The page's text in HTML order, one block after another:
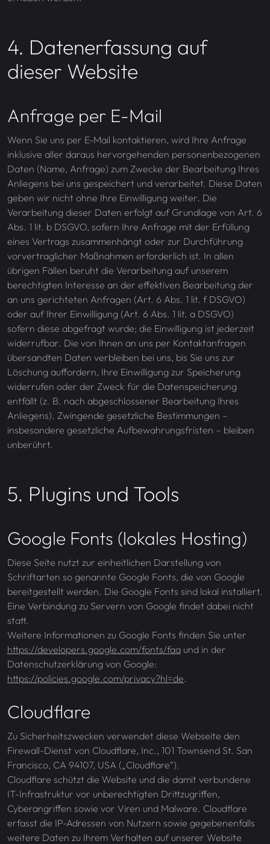
4. Datenerfassung auf
dieser Website
Anfrage per E-Mail
Wenn Sie uns per E-Mail kontaktieren, wird Ihre Anfrage
inklusive aller daraus hervorgehenden personenbezogenen
Daten (Name, Anfrage) zum Zwecke der Bearbeitung Ihres
Anliegens bei uns gespeichert und verarbeitet. Diese Daten
geben wir nicht ohne Ihre Einwilligung weiter. Die
Verarbeitung dieser Daten erfolgt auf Grundlage von Art. 6
Abs. 1 lit. b DSGVO, sofern Ihre Anfrage mit der Erfüllung
eines Vertrags zusammenhängt oder zur Durchführung
vorvertraglicher Maßnahmen erforderlich ist. In allen
übrigen Fällen beruht die Verarbeitung auf unserem
berechtigten Interesse an der effektiven Bearbeitung der
an uns gerichteten Anfragen (Art. 6 Abs. 1 lit. f DSGVO)
oder auf Ihrer Einwilligung (Art. 6 Abs. 1 lit. a DSGVO)
sofern diese abgefragt wurde; die Einwilligung ist jederzeit
widerrufbar. Die von Ihnen an uns per Kontaktanfragen
übersandten Daten verbleiben bei uns, bis Sie uns zur
Löschung auffordern, Ihre Einwilligung zur Speicherung
widerrufen oder der Zweck für die Datenspeicherung
entfällt (z. B. nach abgeschlossener Bearbeitung Ihres
Anliegens). Zwingende gesetzliche Bestimmungen –
insbesondere gesetzliche Aufbewahrungsfristen – bleiben
unberührt.
5. Plugins und Tools
Google Fonts (lokales Hosting)
Diese Seite nutzt zur einheitlichen Darstellung von
Schriftarten so genannte Google Fonts, die von Google
bereitgestellt werden. Die Google Fonts sind lokal installiert.
Eine Verbindung zu Servern von Google findet dabei nicht
statt.
Weitere Informationen zu Google Fonts finden Sie unter
https://developers.google.com/fonts/faq und in der
Datenschutzerklärung von Google:
https://policies.google.com/privacy?hl=de.
Cloudflare
Zu Sicherheitszwecken verwendet diese Webseite den
Firewall-Dienst von Cloudflare, Inc., 101 Townsend St. San
Francisco, CA 94107, USA („Cloudflare“).
Cloudflare schützt die Website und die damit verbundene
IT-Infrastruktur vor unberechtigten Drittzugriffen,
Cyberangriffen sowie vor Viren und Malware. Cloudflare
erfasst die IP-Adressen von Nutzern sowie gegebenenfalls
weitere Daten zu Ihrem Verhalten auf unserer Website